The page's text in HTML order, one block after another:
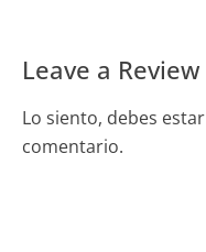
Leave a Review
Lo siento, debes estar
comentario.